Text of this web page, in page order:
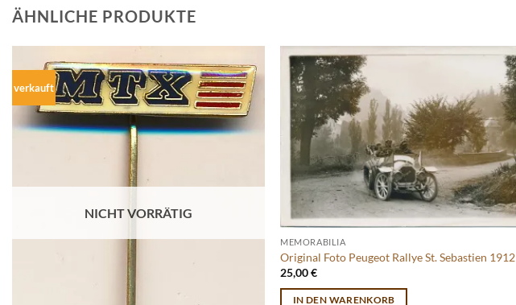
ÄHNLICHE PRODUKTE
verkauft
NICHT VORRÄTIG
MEMORABILIA
Original Foto Peugeot Rallye St. Sebastien 1912
25,00€
IN DEN WARENKORB